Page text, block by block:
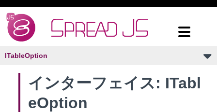
ITableOption
インターフェイス: ITabl
eOption